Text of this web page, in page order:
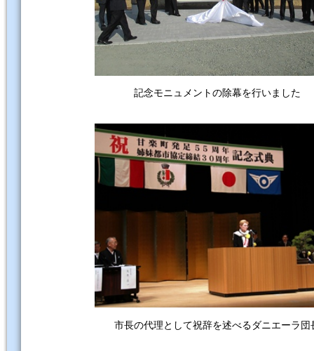
記念モニュメントの除幕を行いました
市長の代理として祝辞を述べるダニエーラ団